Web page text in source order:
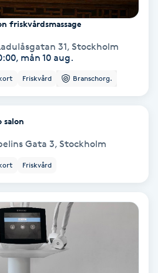
friskvårdsmassage
31, Stockholm
mån 10 aug.
Friskvård Branschorg.
salon
Gata 3, Stockholm
Friskvård